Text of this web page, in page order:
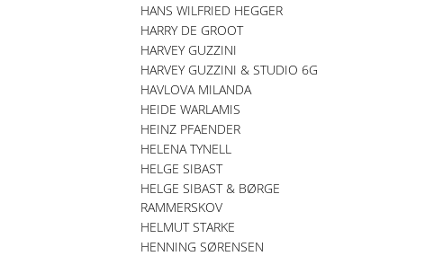
HANS WILFRIED HEGGER
HARRY DE GROOT
HARVEY GUZZINI
HARVEY GUZZINI & STUDIO 6G
HAVLOVA MILANDA
HEIDE WARLAMIS
HEINZ PFAENDER
HELENA TYNELL
HELGE SIBAST
HELGE SIBAST & BØRGE
RAMMERSKOV
HELMUT STARKE
HENNING SØRENSEN